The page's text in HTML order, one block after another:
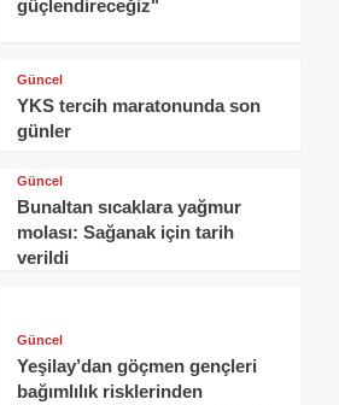
güçlendireceğiz"
Güncel
YKS tercih maratonunda son
günler
Güncel
Bunaltan sıcaklara yağmur
molası: Sağanak için tarih
verildi
Güncel
Yeşilay’dan göçmen gençleri
bağımlılık risklerinden